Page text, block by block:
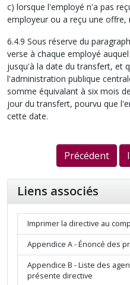
c) lorsque l'employé n'a pas
employeur ou a reçu une offre,
6.4.9 Sous réserve du
verse à chaque employé
jusqu'à la date du transfert, et
l'administration publique
somme équivalant à six mois
jour du transfert, pourvu que
cette date.
Précédent
Liens associés
Imprimer la directive au
Appendice A - Énoncé des
Appendice B - Liste des
présente directive